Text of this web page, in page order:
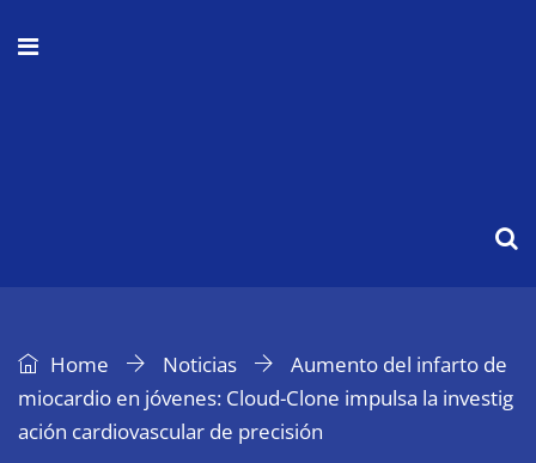
Home Noticias
Aumento del infarto de
miocardio en jóvenes: Cloud-Clone impulsa la investig
ación cardiovascular de precisión